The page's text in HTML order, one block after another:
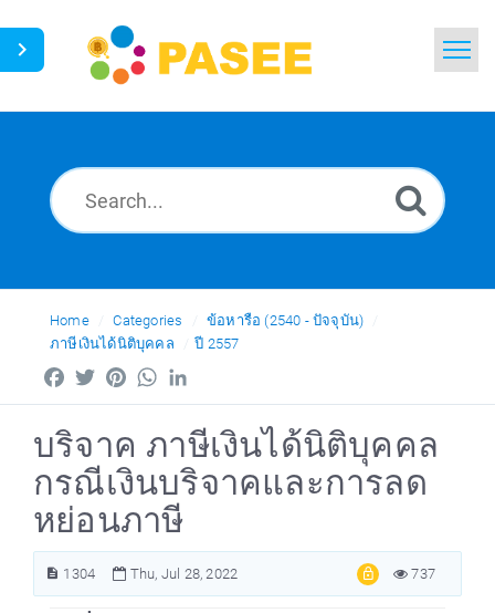
News
Ask a Question
Home Categories
ข้อหารือ (2540 - ปัจจุบัน)
ภาษีเงินได้นิติบุคคล
ปี 2557
FacebookTwitterPinterestWhatsApp
บริจาค ภาษีเงินได้นิติบุคคล
กรณีเงินบริจาคและการลด
หย่อนภาษี
1304 Thu, Jul 28, 2022 737